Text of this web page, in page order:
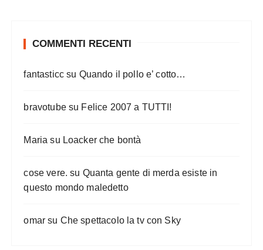
COMMENTI RECENTI
fantasticc su Quando il pollo e’ cotto…
bravotubesu Felice 2007 a TUTTI!
Maria su Loacker che bontà
cose vere. su Quanta gente di merda esiste in
questo mondo maledetto
omar su Che spettacolo la tv con Sky